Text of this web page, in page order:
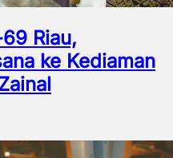
Riau,
ke Kediaman